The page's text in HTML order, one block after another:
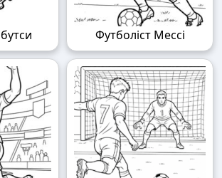
Футболіст Мессі